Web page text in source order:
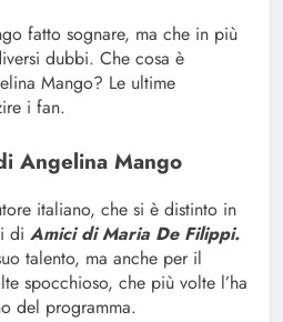
fatto sognare, ma che in più
dubbi. Che cosa è
Mango? Le ultime
i fan.
Angelina Mango
italiano, che si è distinto in
di Amici di Maria De Filippi.
talento, ma anche per il
spocchioso, che più volte l’ha
del programma.